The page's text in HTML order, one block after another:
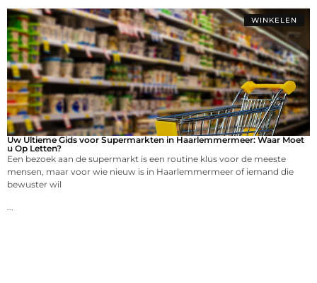
WINKELEN
Uw Ultieme Gids voor Supermarkten in Haarlemmermeer: Waar Moet
u Op Letten?
Een bezoek aan de supermarkt is een routine klus voor de meeste
mensen, maar voor wie nieuw is in Haarlemmermeer of iemand die
bewuster wil
...